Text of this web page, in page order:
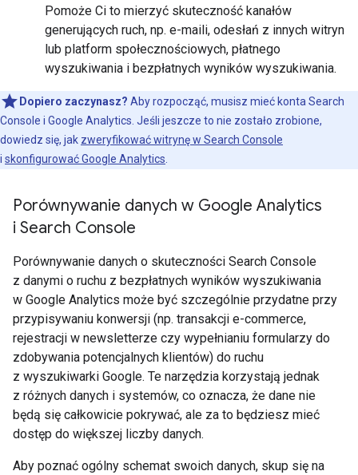
Pomoże Ci to mierzyć skuteczność kanałów
generujących ruch, np. e-maili, odesłań z innych witryn
lub platform społecznościowych, płatnego
wyszukiwania i bezpłatnych wyników wyszukiwania.
Dopiero zaczynasz? Aby rozpocząć, musisz mieć konta Search
Console i Google Analytics. Jeśli jeszcze to nie zostało zrobione,
dowiedz się, jak zweryfikować witrynę w Search Console
i skonfigurować Google Analytics
Porównywanie danych w Google Analytics
i Search Console
Porównywanie danych o skuteczności Search Console
z danymi o ruchu z bezpłatnych wyników wyszukiwania
w Google Analytics może być szczególnie przydatne przy
przypisywaniu konwersji (np. transakcji e-commerce,
rejestracji w newsletterze czy wypełnianiu formularzy do
zdobywania potencjalnych klientów) do ruchu
z wyszukiwarki Google. Te narzędzia korzystają jednak
z różnych danych i systemów, co oznacza, że dane nie
będą się całkowicie pokrywać, ale za to będziesz mieć
dostęp do większej liczby danych.
Aby poznać ogólny schemat swoich danych, skup się na